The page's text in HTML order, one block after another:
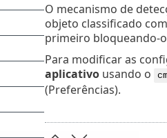
O mecanismo de
objeto classificado
primeiro bloqueando-
Para modificar as
aplicativousando o
(Preferências).